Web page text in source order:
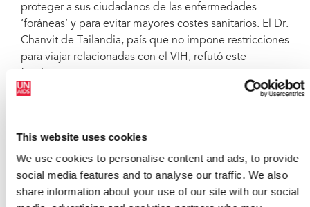
This website uses cookies
We use cookies to personalise content and ads, to provide
social media features and to analyse our traffic. We also
share information about your use of our site with our social
proteger a sus ciudadanos de las enfermedades
‘foráneas’ y para evitar mayores costes sanitarios. El Dr.
Chanvit de Tailandia, país que no impone restricciones
para viajar relacionadas con el VIH, refutó este
experimentado un desbordamiento del sistema
observado que podemos controlar mejor las
enfermedades infecciosas y proporcionar tratamiento
y asistencia a las personas que lo necesitan”.